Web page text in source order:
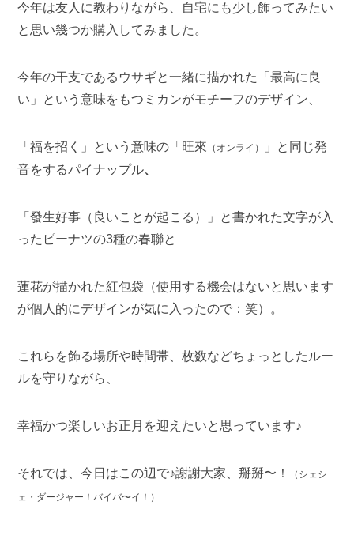
今年は友人に教わりながら、自宅にも少し飾ってみたい
と思い幾つか購入してみました。
今年の干支であるウサギと一緒に描かれた「最高に良
い」という意味をもつミカンがモチーフのデザイン、
「福を招く」という意味の 「旺來 （オンライ）
」と同じ発
音をするパイナップル、
「發生好事（良いことが起こる）」と書かれた文字が入
ったピーナツの3種の春聯と
蓮花が描かれた紅包袋（使用する機会はないと思います
が個人的にデザインが気に入ったので：笑）。
これらを飾る場所や時間帯、枚数などちょっとしたルー
ルを守りながら、
幸福かつ楽しいお正月を迎えたいと思っています♪
それでは、今日はこの辺で♪謝謝大家、掰掰〜！ （シェシ
ェ・ダージャー！バイバ〜イ！）